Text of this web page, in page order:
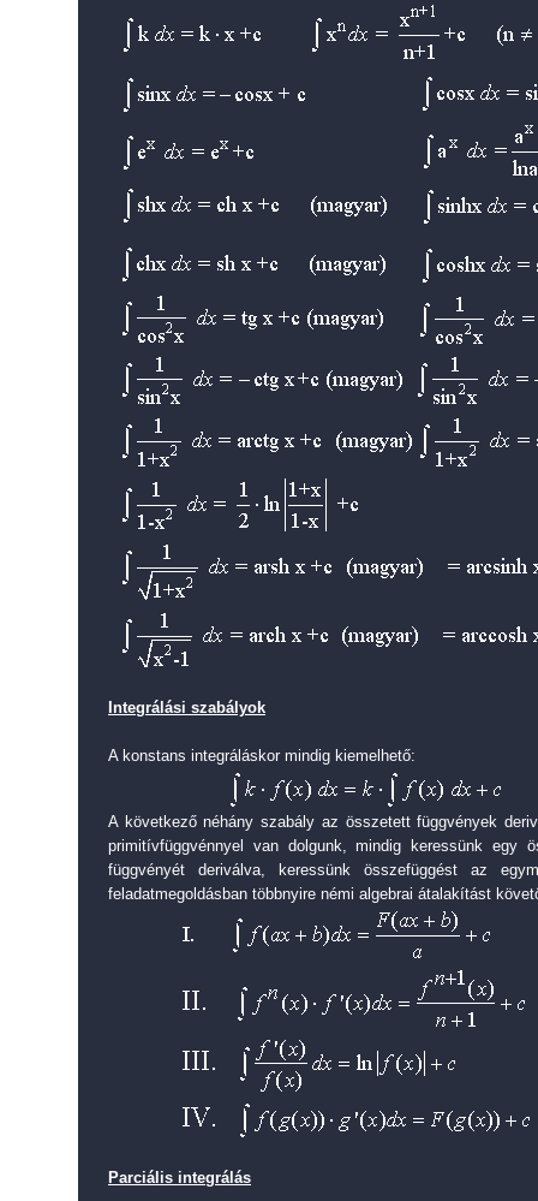
Integrálási szabályok
A konstans integráláskor mindig kiemelhető:
A következő néhány szabály az összetett függvények
primitívfüggvénnyel van dolgunk, mindig keressünk egy
függvényét deriválva, keressünk összefüggést az
feladatmegoldásban többnyire némi algebrai átalakítást
Parciális integrálás